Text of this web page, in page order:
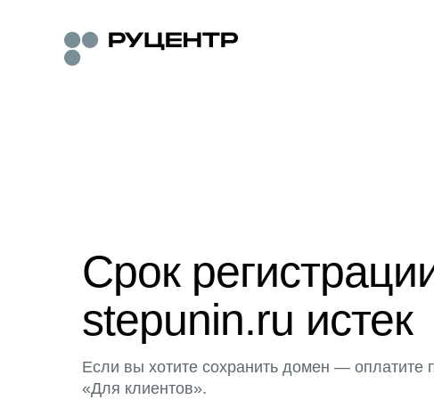
Срок
stepunin.ru истек
Если вы хотите сохранить домен — оплатите
«Для клиентов».